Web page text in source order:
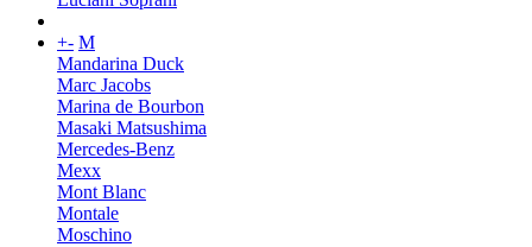
+- M
Mandarina Duck
Marc Jacobs
Marina de Bourbon
Masaki Matsushima
Mercedes-Benz
Mexx
Mont Blanc
Montale
Moschino